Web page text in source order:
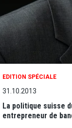
EDITION SPÉCIALE
31.10.2013
La politique suisse
entrepreneur de